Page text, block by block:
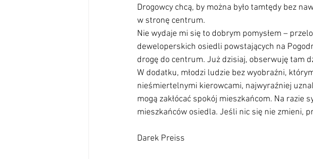
Drogowcy chcą, by można było tamtędy bez
w stronę centrum.
Nie wydaje mi się to dobrym pomysłem –
deweloperskich osiedli powstających na
drogę do centrum. Już dzisiaj, obserwuję tam
W dodatku, młodzi ludzie bez wyobraźni,
nieśmiertelnymi kierowcami, najwyraźniej
mogą zakłócać spokój mieszkańcom. Na razie
mieszkańców osiedla. Jeśli nic się nie zmieni,
Darek Preiss